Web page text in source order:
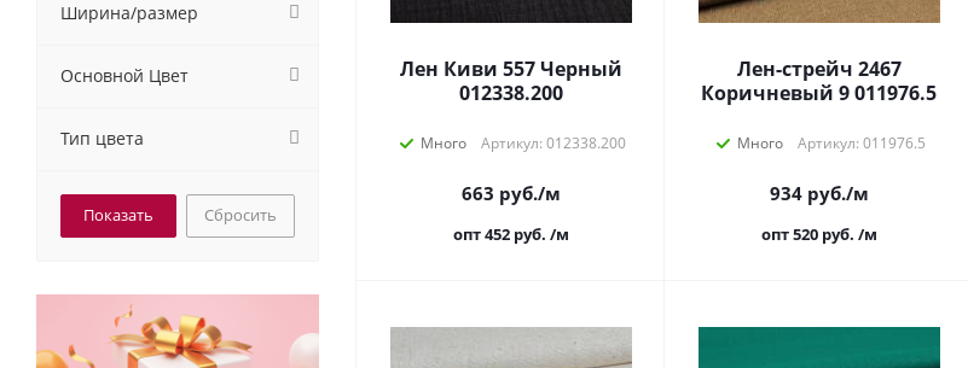
Лен Киви 557 Черный
012338.200
Много Артикул: 012338.200
663 руб./м
опт 452 руб. /м
Лен-стрейч 2467
Коричневый 9 011976.5
Много Артикул: 011976.5
934руб./м
опт 520 руб. /м
Ширина/размер
Основной Цвет
Тип цвета
Сбросить